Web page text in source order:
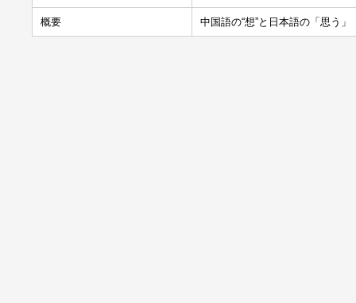
概要 中国語の“想”と日本語の「思う